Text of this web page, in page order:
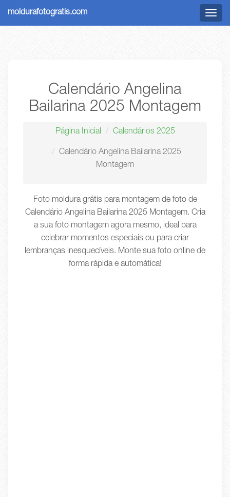
Menu
moldurafotogratis.com
Calendário Angelina
Bailarina 2025 Montagem
Página Inicial Calendários 2025
Calendário Angelina Bailarina 2025
Montagem
Foto moldura grátis para montagem de foto de
Calendário Angelina Bailarina 2025 Montagem. Cria
a sua foto montagem agora mesmo, ideal para
celebrar momentos especiais ou para criar
lembranças inesquecíveis. Monte sua foto online de
forma rápida e automática!